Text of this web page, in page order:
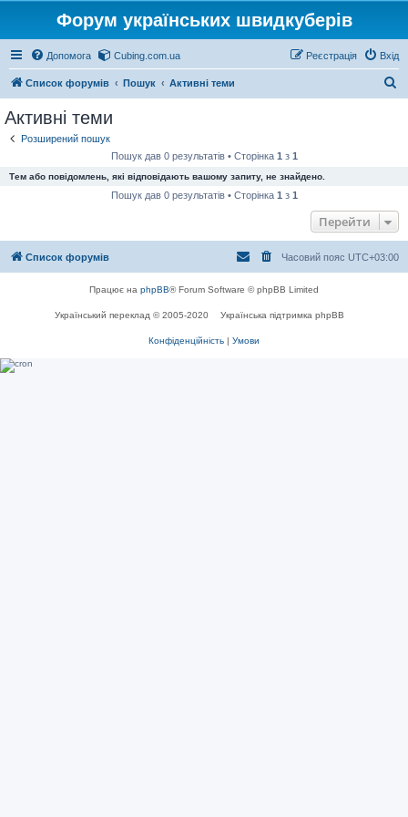
Форум українських швидкуберів
Допомога Cubing.com.ua Вхід
Реєстрація
Список форумів Пошук Активні теми
Активні теми
Розширений пошук
Пошук дав 0 результатів • Сторінка 1 з 1
Тем або повідомлень, які відповідають вашому запиту, не знайдено.
Пошук дав 0 результатів • Сторінка 1 з 1
Перейти
Список форумів Часовий пояс UTC+03:00
Працює на phpBB® Forum Software © phpBB Limited
Український переклад © 2005-2020 Українська підтримка phpBB
Конфіденційність | Умови